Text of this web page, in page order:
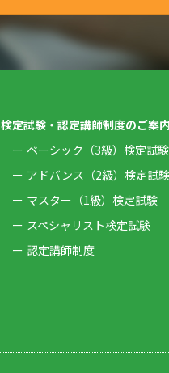
検定試験・認定講師制度のご案内
ベーシック（3級）検定試験
アドバンス（2級）検定試験
マスター（1級）検定試験
スペシャリスト検定試験
認定講師制度